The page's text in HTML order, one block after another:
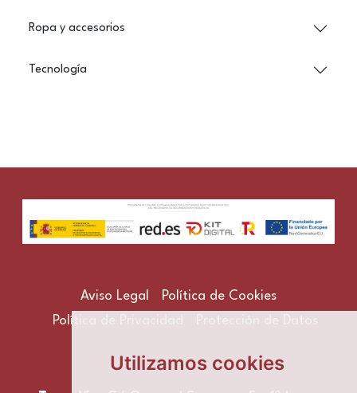
Utilizamos cookies
Ropa y accesorios
Tecnología
Aviso Legal
Política de Cookies
Política de Privacidad